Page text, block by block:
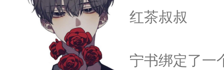
红茶叔叔
宁书绑定了一